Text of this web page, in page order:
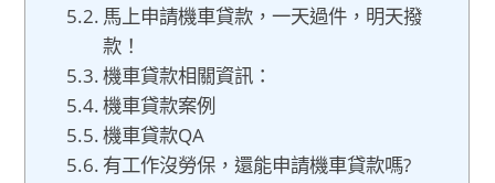
馬上申請機車貸款，一天過件，明天撥
款！
機車貸款相關資訊：
機車貸款案例
機車貸款QA
有工作沒勞保，還能申請機車貸款嗎?